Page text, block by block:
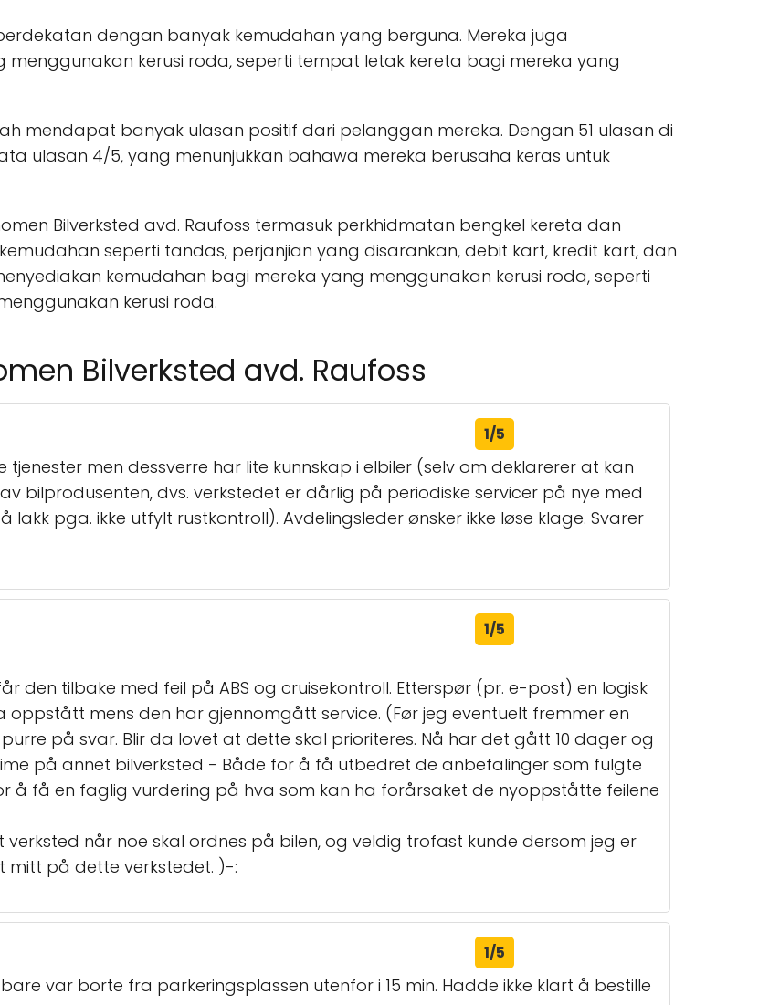
dengan banyak kemudahan yang berguna. Mereka juga
kerusi roda, seperti tempat letak kereta bagi mereka yang
mendapat banyak ulasan positif dari pelanggan mereka. Dengan 51 ulasan di
ulasan 4/5, yang menunjukkan bahawa mereka berusaha keras untuk
Bilverksted avd. Raufoss termasuk perkhidmatan bengkel kereta dan
seperti tandas, perjanjian yang disarankan, debit kart, kredit kart, dan
kemudahan bagi mereka yang menggunakan kerusi roda, seperti
kerusi roda.
Bilverksted avd. Raufoss
1/5
men dessverre har lite kunnskap i elbiler (selv om deklarerer at kan
bilprodusenten, dvs. verkstedet er dårlig på periodiske servicer på nye med
pga. ikke utfylt rustkontroll). Avdelingsleder ønsker ikke løse klage. Svarer
1/5
den tilbake med feil på ABS og cruisekontroll. Etterspør (pr. e-post) en logisk
mens den har gjennomgått service. (Før jeg eventuelt fremmer en
på svar. Blir da lovet at dette skal prioriteres. Nå har det gått 10 dager og
på annet bilverksted - Både for å få utbedret de anbefalinger som fulgte
å få en faglig vurdering på hva som kan ha forårsaket de nyoppståtte feilene
når noe skal ordnes på bilen, og veldig trofast kunde dersom jeg er
mitt på dette verkstedet. )-:
1/5
var borte fra parkeringsplassen utenfor i 15 min. Hadde ikke klart å bestille